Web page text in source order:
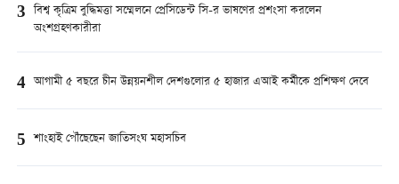
3 বিশ্ব কৃত্রিম বুদ্ধিমত্তা সম্মেলনে প্রেসিডেন্ট সি-র ভাষণের প্রশংসা করলেন
অংশগ্রহণকারীরা
4 আগামী ৫ বছরে চীন উন্নয়নশীল দেশগুলোর ৫ হাজার এআই কর্মীকে প্রশিক্ষণ দেবে
5 শাংহাই পৌঁছেছেন জাতিসংঘ মহাসচিব